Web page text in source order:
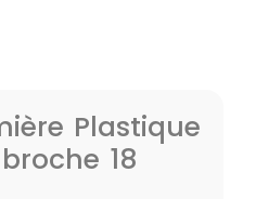
Plastique
18